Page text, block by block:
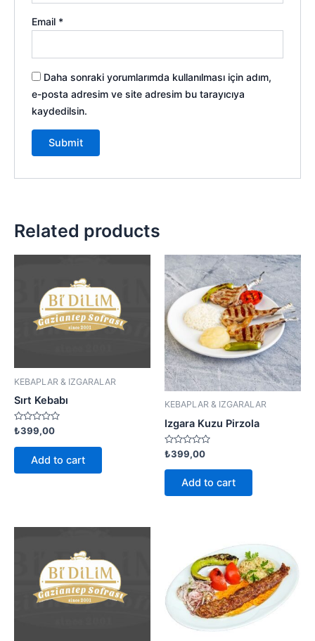
Email *
Daha sonraki yorumlarımda kullanılması için adım,
e-posta adresim ve site adresim bu tarayıcıya
kaydedilsin.
Related products
KEBAPLAR & IZGARALAR
Sırt Kebabı
Rated
0
out
₺399,00
Add to cart
KEBAPLAR & IZGARALAR
Izgara Kuzu Pirzola
Rated
0
out
₺399,00
Add to cart